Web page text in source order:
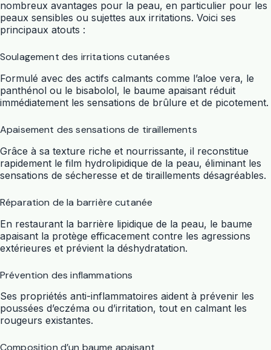
nombreux avantages pour la peau, en particulier pour les
peaux sensibles ou sujettes aux irritations. Voici ses
principaux atouts :
Soulagement des irritations cutanées
Formulé avec des actifs calmants comme l’aloe vera, le
panthénol ou le bisabolol, le baume apaisant réduit
immédiatement les sensations de brûlure et de picotement.
Apaisement des sensations de tiraillements
Grâce à sa texture riche et nourrissante, il reconstitue
rapidement le film hydrolipidique de la peau, éliminant les
sensations de sécheresse et de tiraillements désagréables.
Réparation de la barrière cutanée
En restaurant la barrière lipidique de la peau, le baume
apaisant la protège efficacement contre les agressions
extérieures et prévient la déshydratation.
Prévention des inflammations
Ses propriétés anti-inflammatoires aident à prévenir les
poussées d’eczéma ou d’irritation, tout en calmant les
rougeurs existantes.